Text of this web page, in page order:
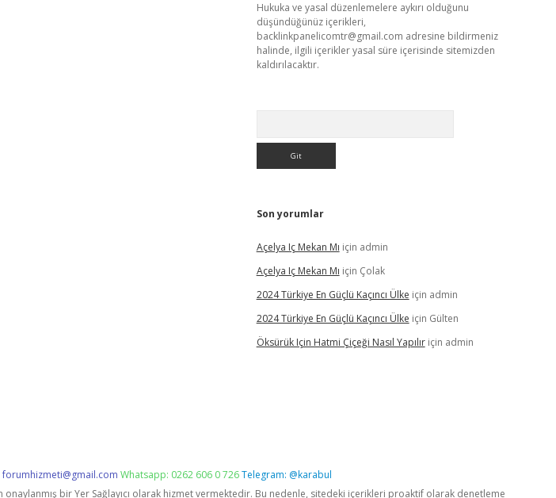
Hukuka ve yasal düzenlemelere aykırı olduğunu
düşündüğünüz içerikleri,
backlinkpanelicomtr@gmail.com adresine bildirmeniz
halinde, ilgili içerikler yasal süre içerisinde sitemizden
kaldırılacaktır.
Son yorumlar
Açelya Iç Mekan Mı için admin
Açelya Iç Mekan Mı için Çolak
2024 Türkiye En Güçlü Kaçıncı Ülke için admin
2024 Türkiye En Güçlü Kaçıncı Ülke için Gülten
Öksürük Için Hatmi Çiçeği Nasıl Yapılıriçin admin
forumhizmeti@gmail.com Whatsapp: 0262 606 0 726Telegram: @karabul
onaylanmış bir Yer Sağlayıcı olarak hizmet vermektedir. Bu nedenle, sitedeki içerikleri proaktif olarak denetleme